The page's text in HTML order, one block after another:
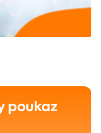
poukaz